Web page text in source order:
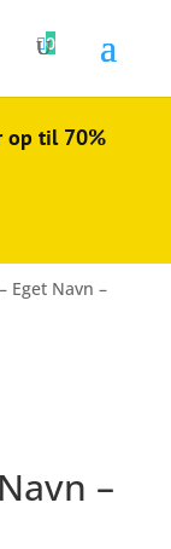
0
op til 70%
Eget Navn –
–